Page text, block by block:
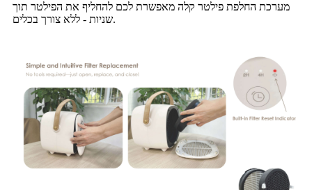
מערכת החלפת פילטר קלה מאפשרת לכם להחליף את הפילטר תוך
שניות - ללא צורך בכלים.